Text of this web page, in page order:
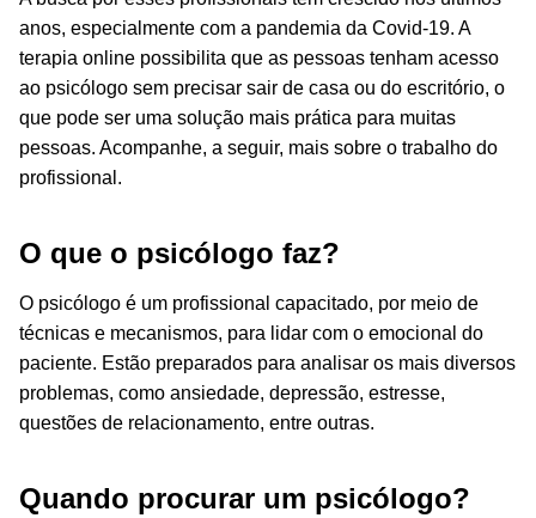
anos, especialmente com a pandemia da Covid-19. A
terapia online possibilita que as pessoas tenham acesso
ao psicólogo sem precisar sair de casa ou do escritório, o
que pode ser uma solução mais prática para muitas
pessoas. Acompanhe, a seguir, mais sobre o trabalho do
profissional.
O que o psicólogo faz?
O psicólogo é um profissional capacitado, por meio de
técnicas e mecanismos, para lidar com o emocional do
paciente. Estão preparados para analisar os mais diversos
problemas, como ansiedade, depressão, estresse,
questões de relacionamento, entre outras.
Quando procurar um psicólogo?